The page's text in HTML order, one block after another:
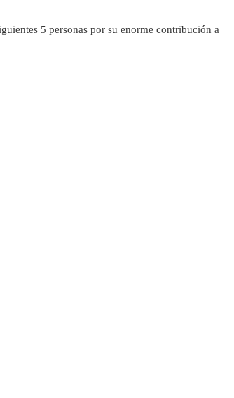
5 personas por su enorme contribución a